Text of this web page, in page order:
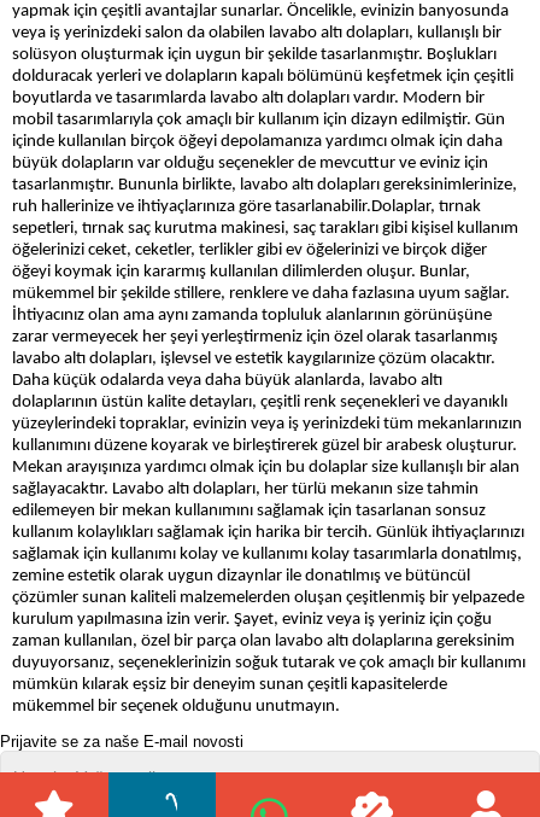
yapmak için çeşitli avantajlar sunarlar. Öncelikle, evinizin banyosunda
veya iş yerinizdeki salon da olabilen lavabo altı dolapları, kullanışlı bir
solüsyon oluşturmak için uygun bir şekilde tasarlanmıştır. Boşlukları
dolduracak yerleri ve dolapların kapalı bölümünü keşfetmek için çeşitli
boyutlarda ve tasarımlarda lavabo altı dolapları vardır. Modern bir
mobil tasarımlarıyla çok amaçlı bir kullanım için dizayn edilmiştir. Gün
içinde kullanılan birçok öğeyi depolamanıza yardımcı olmak için daha
büyük dolapların var olduğu seçenekler de mevcuttur ve eviniz için
tasarlanmıştır. Bununla birlikte, lavabo altı dolapları gereksinimlerinize,
ruh hallerinize ve ihtiyaçlarınıza göre tasarlanabilir.Dolaplar, tırnak
sepetleri, tırnak saç kurutma makinesi, saç tarakları gibi kişisel kullanım
öğelerinizi ceket, ceketler, terlikler gibi ev öğelerinizi ve birçok diğer
öğeyi koymak için kararmış kullanılan dilimlerden oluşur. Bunlar,
mükemmel bir şekilde stillere, renklere ve daha fazlasına uyum sağlar.
İhtiyacınız olan ama aynı zamanda topluluk alanlarının görünüşüne
zarar vermeyecek her şeyi yerleştirmeniz için özel olarak tasarlanmış
lavabo altı dolapları, işlevsel ve estetik kaygılarınize çözüm olacaktır.
Daha küçük odalarda veya daha büyük alanlarda, lavabo altı
dolaplarının üstün kalite detayları, çeşitli renk seçenekleri ve dayanıklı
yüzeylerindeki topraklar, evinizin veya iş yerinizdeki tüm mekanlarınızın
kullanımını düzene koyarak ve birleştirerek güzel bir arabesk oluşturur.
Mekan arayışınıza yardımcı olmak için bu dolaplar size kullanışlı bir alan
sağlayacaktır. Lavabo altı dolapları, her türlü mekanın size tahmin
edilemeyen bir mekan kullanımını sağlamak için tasarlanan sonsuz
kullanım kolaylıkları sağlamak için harika bir tercih. Günlük ihtiyaçlarınızı
sağlamak için kullanımı kolay ve kullanımı kolay tasarımlarla donatılmış,
zemine estetik olarak uygun dizaynlar ile donatılmış ve bütüncül
çözümler sunan kaliteli malzemelerden oluşan çeşitlenmiş bir yelpazede
kurulum yapılmasına izin verir. Şayet, eviniz veya iş yeriniz için çoğu
zaman kullanılan, özel bir parça olan lavabo altı dolaplarına gereksinim
duyuyorsanız, seçeneklerinizin soğuk tutarak ve çok amaçlı bir kullanımı
mümkün kılarak eşsiz bir deneyim sunan çeşitli kapasitelerde
mükemmel bir seçenek olduğunu unutmayın.
Prijavite se za naše E-mail novosti